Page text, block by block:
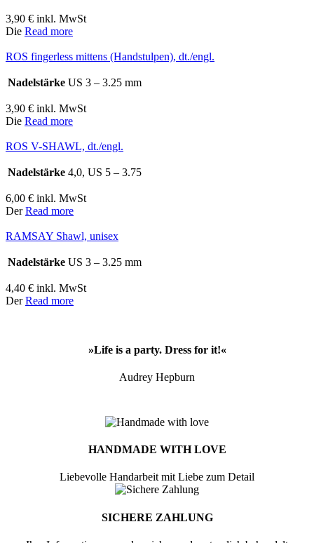
3,90 € inkl. MwSt
Die Read more
ROS fingerless mittens (Handstulpen), dt./engl.
Nadelstärke US 3 – 3.25 mm
3,90 € inkl. MwSt
Die Read more
ROS V-SHAWL, dt./engl.
Nadelstärke 4,0, US 5 – 3.75
6,00 € inkl. MwSt
DerRead more
RAMSAY Shawl, unisex
Nadelstärke US 3 – 3.25 mm
4,40 € inkl. MwSt
DerRead more
»Life is a party. Dress for it!«
Audrey Hepburn
HANDMADE WITH LOVE
Liebevolle Handarbeit mit Liebe zum Detail
SICHERE ZAHLUNG